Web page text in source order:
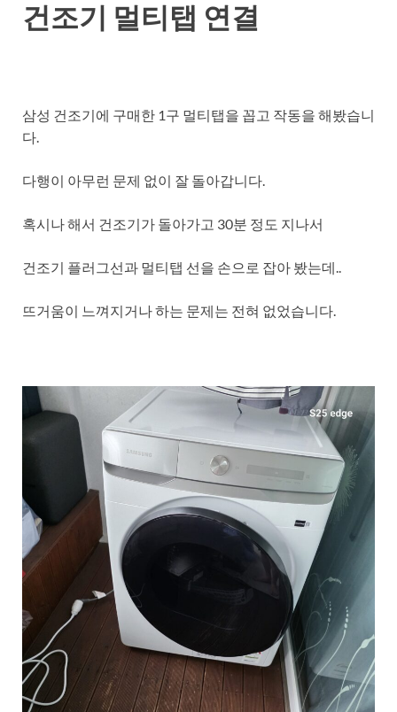
건조기 멀티탭 연결
삼성 건조기에 구매한 1구 멀티탭을 꼽고 작동을 해봤습니
다.
다행이 아무런 문제 없이 잘 돌아갑니다.
혹시나 해서 건조기가 돌아가고 30분 정도 지나서
건조기 플러그선과 멀티탭 선을 손으로 잡아 봤는데..
뜨거움이 느껴지거나 하는 문제는 전혀 없었습니다.